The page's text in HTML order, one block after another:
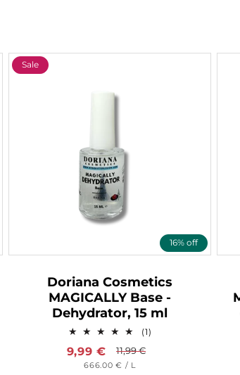
16% off
Sale
Doriana Cosmetics
MAGICALLY Base -
Dehydrator, 15 ml
(1)
Verkaufspreis
9,99 €
Normaler
Preis
11,99€
GRUNDPREIS
666.00 € / PRO
L